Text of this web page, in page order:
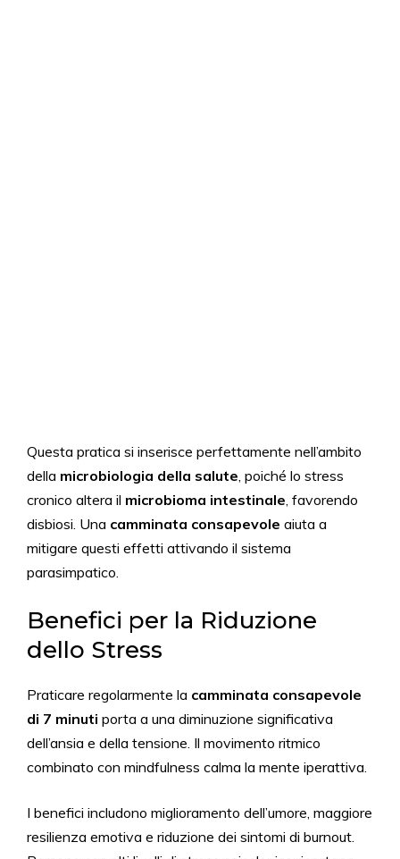
Questa pratica si inserisce perfettamente nell’ambito
della microbiologia della salute, poiché lo stress
cronico altera il microbioma intestinale, favorendo
disbiosi. Una camminata consapevole aiuta a
mitigare questi effetti attivando il sistema
parasimpatico.
Benefici per la Riduzione
dello Stress
Praticare regolarmente la camminata consapevole
di 7 minuti porta a una diminuzione significativa
dell’ansia e della tensione. Il movimento ritmico
combinato con mindfulness calma la mente iperattiva.
I benefici includono miglioramento dell’umore, maggiore
resilienza emotiva e riduzione dei sintomi di burnout.